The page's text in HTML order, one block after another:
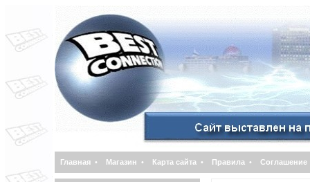
Главная • Магазин • Карта сайта • Правила • Соглашение